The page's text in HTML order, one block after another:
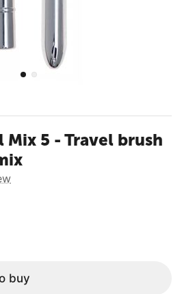
Mix 5 - Travel brush
buy